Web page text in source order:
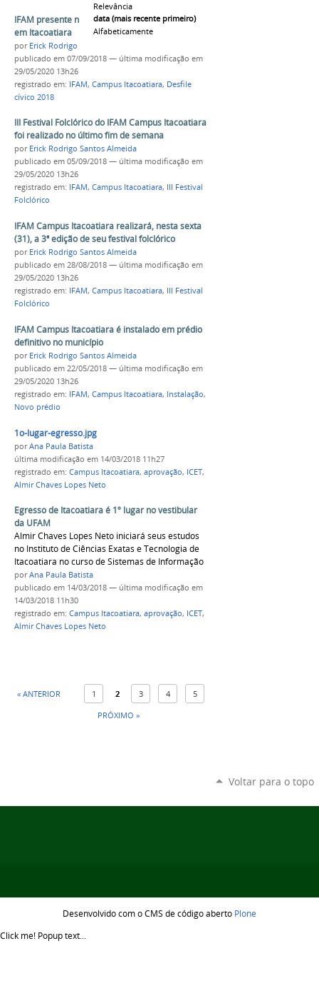
Relevância
data (mais recente primeiro)
Alfabeticamente
IFAM presente no desfile da Semana da Pátria
em Itacoatiara
por Erick Rodrigo Santos Almeida
publicado em 07/09/2018 — última modificação em
29/05/2020 13h26
registrado em: IFAM, Campus Itacoatiara, Desfile
cívico 2018
III Festival Folclórico do IFAM Campus Itacoatiara
foi realizado no último fim de semana
por Erick Rodrigo Santos Almeida
publicado em 05/09/2018 — última modificação em
29/05/2020 13h26
registrado em: IFAM, Campus Itacoatiara, III Festival
Folclórico
IFAM Campus Itacoatiara realizará, nesta sexta
(31), a 3ª edição de seu festival folclórico
por Erick Rodrigo Santos Almeida
publicado em 28/08/2018 — última modificação em
29/05/2020 13h26
registrado em: IFAM, Campus Itacoatiara, III Festival
Folclórico
IFAM Campus Itacoatiara é instalado em prédio
definitivo no município
por Erick Rodrigo Santos Almeida
publicado em 22/05/2018 — última modificação em
29/05/2020 13h26
registrado em: IFAM, Campus Itacoatiara, Instalação,
Novo prédio
1o-lugar-egresso.jpg
porAna Paula Batista
última modificação em 14/03/2018 11h27
registrado em: Campus Itacoatiara, aprovação, ICET,
Almir Chaves Lopes Neto
Egresso de Itacoatiara é 1º lugar no vestibular
da UFAM
Almir Chaves Lopes Neto iniciará seus estudos
no Instituto de Ciências Exatas e Tecnologia de
Itacoatiara no curso de Sistemas de Informação
porAna Paula Batista
publicado em 14/03/2018 — última modificação em
14/03/2018 11h30
registrado em: Campus Itacoatiara, aprovação, ICET,
Almir Chaves Lopes Neto
« ANTERIOR 1 2 3 4
5
PRÓXIMO »
Voltar para o topo
Desenvolvido com o CMS de código aberto Plone
Click me! Popup text...